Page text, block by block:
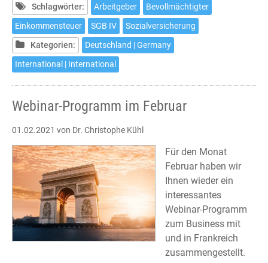
Bevollmächtigter
in
Deutschland
Schlagwörter: Arbeitgeber
Bevollmächtigter
Einkommensteuer
SGB IV
Sozialversicherung
Kategorien:
Deutschland | Germany
International | International
Webinar-Programm im Februar
01.02.2021 von Dr. Christophe Kühl
Für den Monat
Februar haben wir
Ihnen wieder ein
interessantes
Webinar-Programm
zum Business mit
und in Frankreich
zusammengestellt.